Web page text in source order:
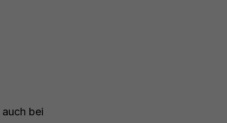
auch bei